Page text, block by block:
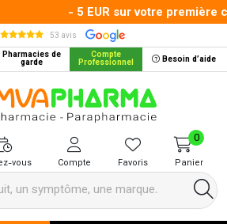
- 5 EUR sur votre première
53 avis
Pharmacies de
garde
Compte
Professionnel Besoin d’aide
MVA Pharma Votre pharmacie
vous Compte Favoris Panier
0